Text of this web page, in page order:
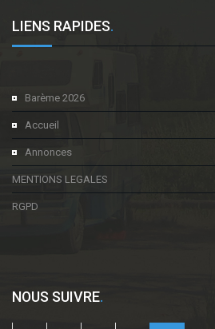
LIENS RAPIDES.
Barème 2026
Accueil
Annonces
MENTIONS LEGALES
RGPD
NOUS SUIVRE.